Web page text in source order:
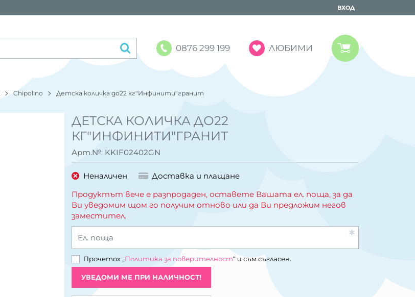
ВХОД
0876 299 199 ЛЮБИМИ
Chipolino Детска количка до22 кг"Инфинити"гранит
ДЕТСКА КОЛИЧКА ДО22
КГ"ИНФИНИТИ"ГРАНИТ
Арт.№: KKIF02402GN
Неналичен
Доставка и плащане
Продуктът вече е разпродаден, оставете Вашата ел. поща, за да
Ви уведомим щом го получим отново или да Ви предложим негов
заместител.
Ел. поща
Прочетох „Политика за поверителност“ и съм съгласен.
УВЕДОМИ МЕ ПРИ НАЛИЧНОСТ!